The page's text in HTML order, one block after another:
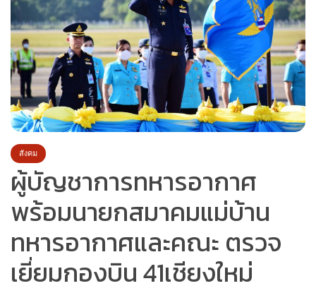
สังคม
ผู้บัญชาการทหารอากาศ
พร้อมนายกสมาคมแม่บ้าน
ทหารอากาศและคณะ ตรวจ
เยี่ยมกองบิน 41เชียงใหม่